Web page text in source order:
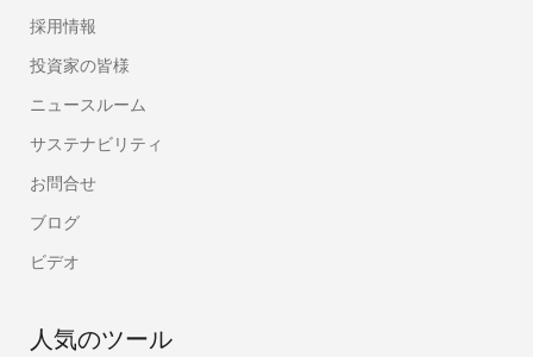
採用情報
投資家の皆様
ニュースルーム
サステナビリティ
お問合せ
ブログ
ビデオ
人気のツール